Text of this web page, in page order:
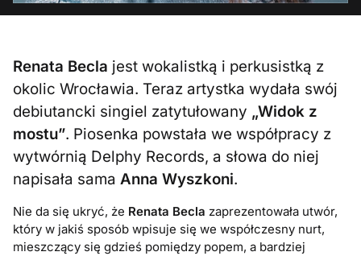
Renata Becla jest wokalistką i perkusistką z
okolic Wrocławia. Teraz artystka wydała swój
debiutancki singiel zatytułowany „Widok z
mostu”. Piosenka powstała we współpracy z
wytwórnią Delphy Records, a słowa do niej
napisała samaAnna Wyszkoni.
Nie da się ukryć, że Renata Becla zaprezentowała utwór,
który w jakiś sposób wpisuje się we współczesny nurt,
mieszczący się gdzieś pomiędzy popem, a bardziej